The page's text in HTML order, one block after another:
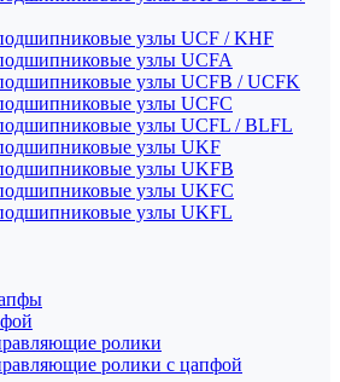
узлы UCF / KHF
узлы UCFA
узлы UCFB / UCFK
узлы UCFC
узлы UCFL / BLFL
узлы UKF
узлы UKFB
узлы UKFC
узлы UKFL
ролики
ролики с цапфой